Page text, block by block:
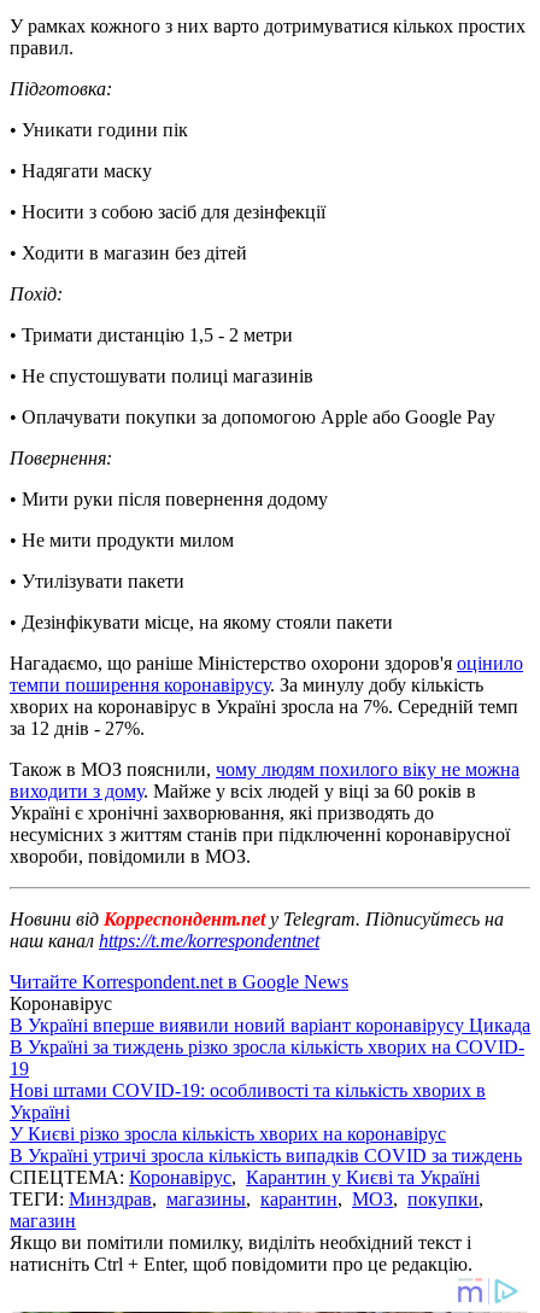
У рамках кожного з них варто дотримуватися кількох простих
правил.
Підготовка:
• Уникати години пік
• Надягати маску
• Носити з собою засіб для дезінфекції
• Ходити в магазин без дітей
Похід:
• Тримати дистанцію 1,5 - 2 метри
• Не спустошувати полиці магазинів
• Оплачувати покупки за допомогою Apple або Google Pay
Повернення:
• Мити руки після повернення додому
• Не мити продукти милом
• Утилізувати пакети
• Дезінфікувати місце, на якому стояли пакети
Нагадаємо, що раніше Міністерство охорони здоров'я оцінило
темпи поширення коронавірусу. За минулу добу кількість
хворих на коронавірус в Україні зросла на 7%. Середній темп
за 12 днів - 27%.
Також в МОЗ пояснили, чому людям похилого віку не можна
виходити з дому. Майже у всіх людей у віці за 60 років в
Україні є хронічні захворювання, які призводять до
несумісних з життям станів при підключенні коронавірусної
хвороби, повідомили в МОЗ.
Новини від Корреспондент.net у Telegram. Підписуйтесь на
наш канал https://t.me/korrespondentnet
Читайте Korrespondent.net в Google News
Коронавірус
В Україні вперше виявили новий варіант коронавірусу Цикада
В Україні за тиждень різко зросла кількість хворих на COVID-
19
Нові штами COVID-19: особливості та кількість хворих в
Україні
У Києві різко зросла кількість хворих на коронавірус
В Україні утричі зросла кількість випадків COVID за тиждень
СПЕЦТЕМА: Коронавірус, Карантин у Києві та Україні
ТЕГИ: Минздрав, магазины, карантин, МОЗ, покупки,
магазин
Якщо ви помітили помилку, виділіть необхідний текст і
натисніть Ctrl + Enter, щоб повідомити про це редакцію.